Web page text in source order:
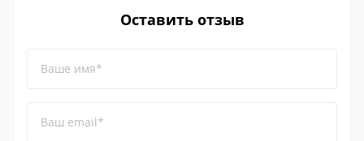
Оставить отзыв
Ваше имя*
Ваш email*